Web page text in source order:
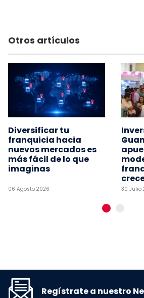
Otros artículos
Diversificar tu
franquicia hacia
nuevos mercados es
más fácil de lo que
imaginas
06 Agosto 2026 30 Julio
Regístrate a nuestro